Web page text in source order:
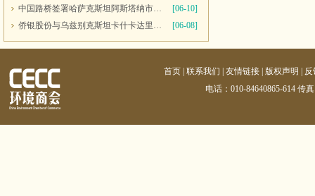
中国路桥签署哈萨克斯坦阿斯塔纳市2号污水处理厂项目商务合同
[06-10]
侨银股份与乌兹别克斯坦卡什卡达里亚州签署合作备忘录
[06-08]
首页 |联系我们 |友情链接 版权声明
反
电话：010-84640865-614 传